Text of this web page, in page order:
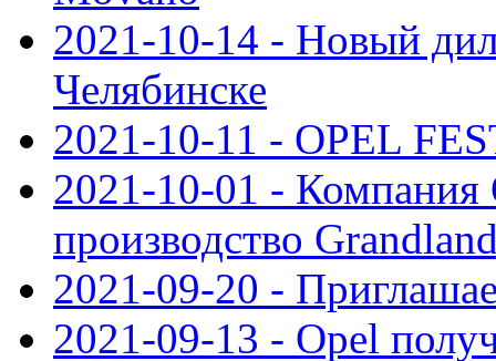
2021-10-14 - Новый
Челябинске
2021-10-11 - OPEL
2021-10-01 - Компания
производство
2021-09-20 -
2021-09-13 - Opel